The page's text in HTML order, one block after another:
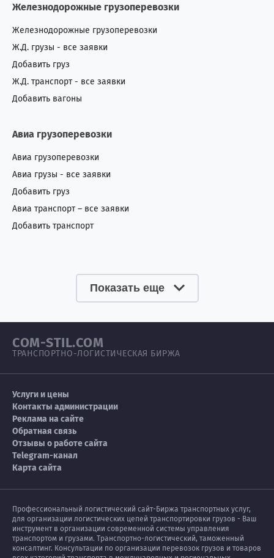
Железнодорожные грузоперевозки
Железнодорожные грузоперевозки
Ж.Д. грузы - все заявки
Добавить груз
Ж.Д. транспорт - все заявки
Добавить вагоны
Авиа грузоперевозки
Авиа грузоперевозки
Авиа грузы - все заявки
Добавить груз
Авиа транспорт – все заявки
Добавить транспорт
Показать еще
COM-STIL.COM
ТРАНСПОРТНО-ЛОГИСТИЧЕСКАЯ БИРЖА
Услуги и цены
Контакты администрации
Реклама на сайте
Обратная связь
Отзывы о работе сайта
Telegram-канал
Карта сайта
Профессиональный логистический сайт-Биржа транспортных услуг,
для организации логистических цепей транспортировки грузов - Ваш
инструмент в организации современной системы управления
транспортом и грузами. Транспортно-логистический, таможенный
консалтинг. Консультации по организации перевозок грузов и товаров